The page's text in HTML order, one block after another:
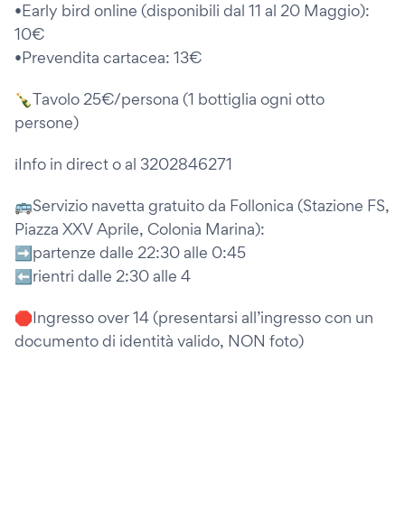
•Early bird online (disponibili dal 11 al 20 Maggio):
10€
•Prevendita cartacea: 13€
🍾Tavolo 25€/persona (1 bottiglia ogni otto
persone)
ℹ️Info in direct o al 3202846271
🚌Servizio navetta gratuito da Follonica (Stazione FS,
Piazza XXV Aprile, Colonia Marina):
➡️partenze dalle 22:30 alle 0:45
⬅️rientri dalle 2:30 alle 4
🛑Ingresso over 14 (presentarsi all’ingresso con un
documento di identità valido, NON foto)